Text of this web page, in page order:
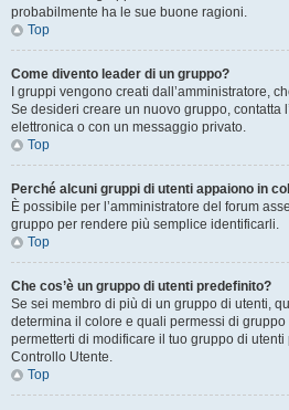
probabilmente ha le sue buone ragioni.
Top
Come divento leader di un gruppo?
I gruppi vengono creati dall’amministratore,
Se desideri creare un nuovo gruppo, contatta
elettronica o con un messaggio privato.
Top
Perché alcuni gruppi di utenti appaiono in
È possibile per l’amministratore del forum
gruppo per rendere più semplice identificarli.
Top
Che cos’è un gruppo di utenti predefinito?
Se sei membro di più di un gruppo di utenti,
determina il colore e quali permessi di gruppo
permetterti di modificare il tuo gruppo di
Controllo Utente.
Top